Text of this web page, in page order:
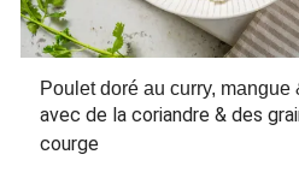
Poulet doré au curry, mangue
avec de la coriandre & des
courge